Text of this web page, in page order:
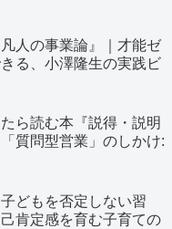
凡人の事業論』｜才能ゼ
る、小澤隆生の実践ビ
ら読む本『説得・説明
質問型営業」のしかけ:
どもを否定しない習
肯定感を育む子育ての